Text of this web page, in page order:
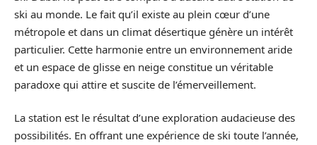
ski au monde. Le fait qu’il existe au plein cœur d’une
métropole et dans un climat désertique génère un intérêt
particulier. Cette harmonie entre un environnement aride
et un espace de glisse en neige constitue un véritable
paradoxe qui attire et suscite de l’émerveillement.
La station est le résultat d’une exploration audacieuse des
possibilités. En offrant une expérience de ski toute l’année,